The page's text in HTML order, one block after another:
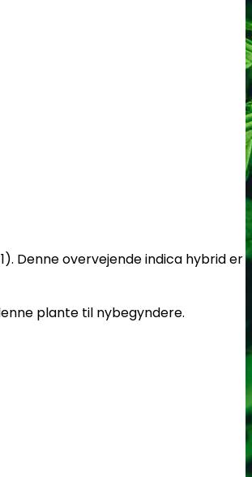
Denne overvejende indica hybrid er
plante til nybegyndere.